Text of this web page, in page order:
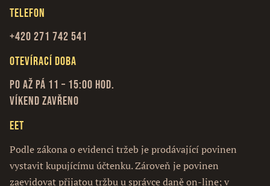
Telefon
+420 271 742 541
Otevírací doba
Po až Pá 11 – 15:00 hod.
Víkend zavřeno
EET
Podle zákona o evidenci tržeb je prodávající povinen
vystavit kupujícímu účtenku. Zároveň je povinen
zaevidovat přijatou tržbu u správce daně on-line; v